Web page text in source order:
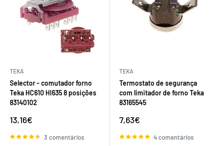
TEKA
Selector - comutador forno
Teka HC610 HI635 8 posições
83140102
Preço
venda
13,16€
3 comentários
TEKA
Termostato de segurança
com limitador de forno Teka
83165545
Preço
venda
7,63€
4 comentários